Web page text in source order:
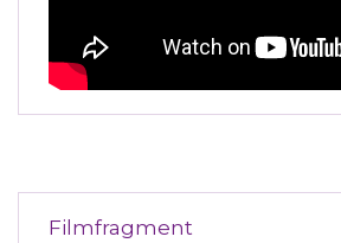
Filmfragment